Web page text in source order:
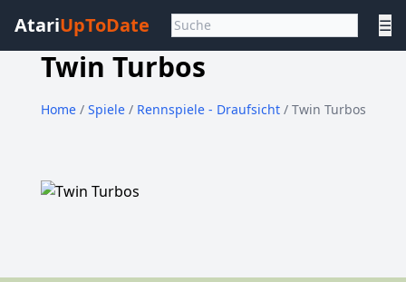
AtariUpToDate ☰
Twin Turbos
Home/ Spiele / Rennspiele - Draufsicht / Twin Turbos